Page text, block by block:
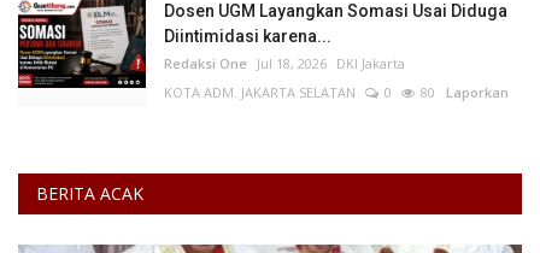
Dosen UGM Layangkan Somasi Usai Diduga
Diintimidasi karena...
Redaksi One Jul 18, 2026 DKI Jakarta
KOTA ADM. JAKARTA SELATAN
0 80 Laporkan
BERITA ACAK